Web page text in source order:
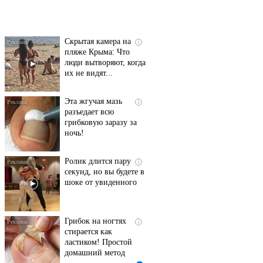
i
Скрытая камера на
пляже Крыма: Что
люди вытворяют, когда
их не видят...
i
Эта жгучая мазь
разъедает всю
грибковую заразу за
ночь!
i
Ролик длится пару
секунд, но вы будете в
шоке от увиденного
i
Грибок на ногтях
стирается как
ластиком! Простой
домашний метод